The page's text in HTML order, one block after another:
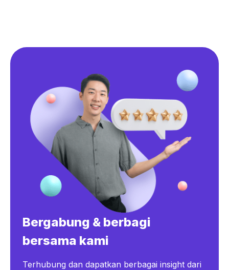
Bergabung & berbagi
bersama kami
Terhubung dan dapatkan berbagai insight dari